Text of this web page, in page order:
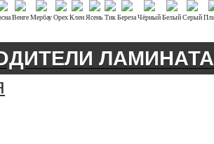
ВенгеМербауОрехКлен ЯсеньТикБерезаЧёрныйБелыйСерый
ЛАМИНАТА